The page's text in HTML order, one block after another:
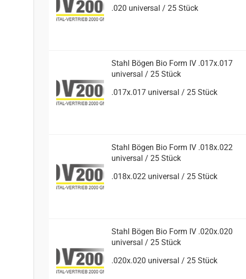
.020 uni­ver­sal / 25 Stück
Stahl Bögen Bio Form IV .017x.017
uni­ver­sal / 25 Stück
.017x.017 uni­ver­sal / 25 Stück
Stahl Bögen Bio Form IV .018x.022
uni­ver­sal / 25 Stück
.018x.022 uni­ver­sal / 25 Stück
Stahl Bögen Bio Form IV .020x.020
uni­ver­sal / 25 Stück
.020x.020 uni­ver­sal / 25 Stück